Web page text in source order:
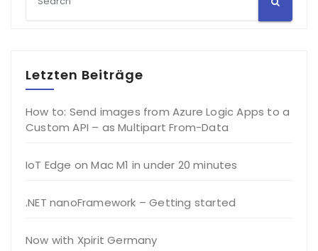
Letzten Beiträge
How to: Send images from Azure Logic Apps to a
Custom API – as Multipart From-Data
IoT Edge on Mac M1 in under 20 minutes
.NET nanoFramework – Getting started
Now with Xpirit Germany